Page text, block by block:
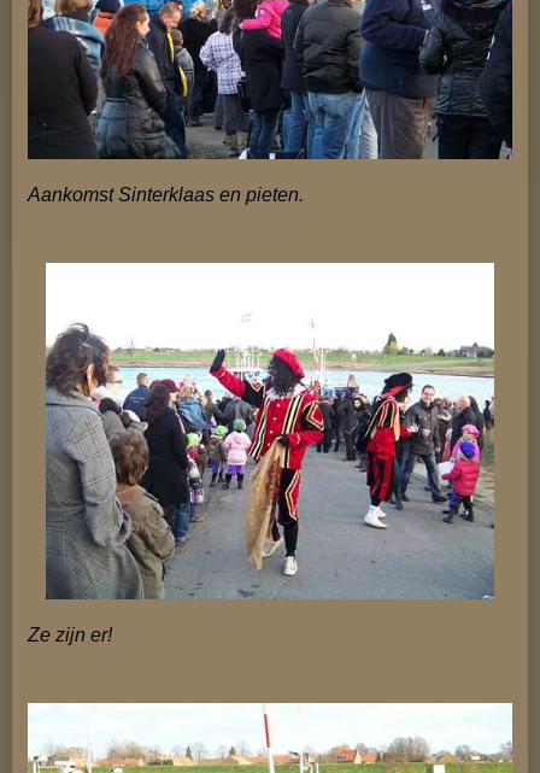
Aankomst Sinterklaas en pieten.
Ze zijn er!